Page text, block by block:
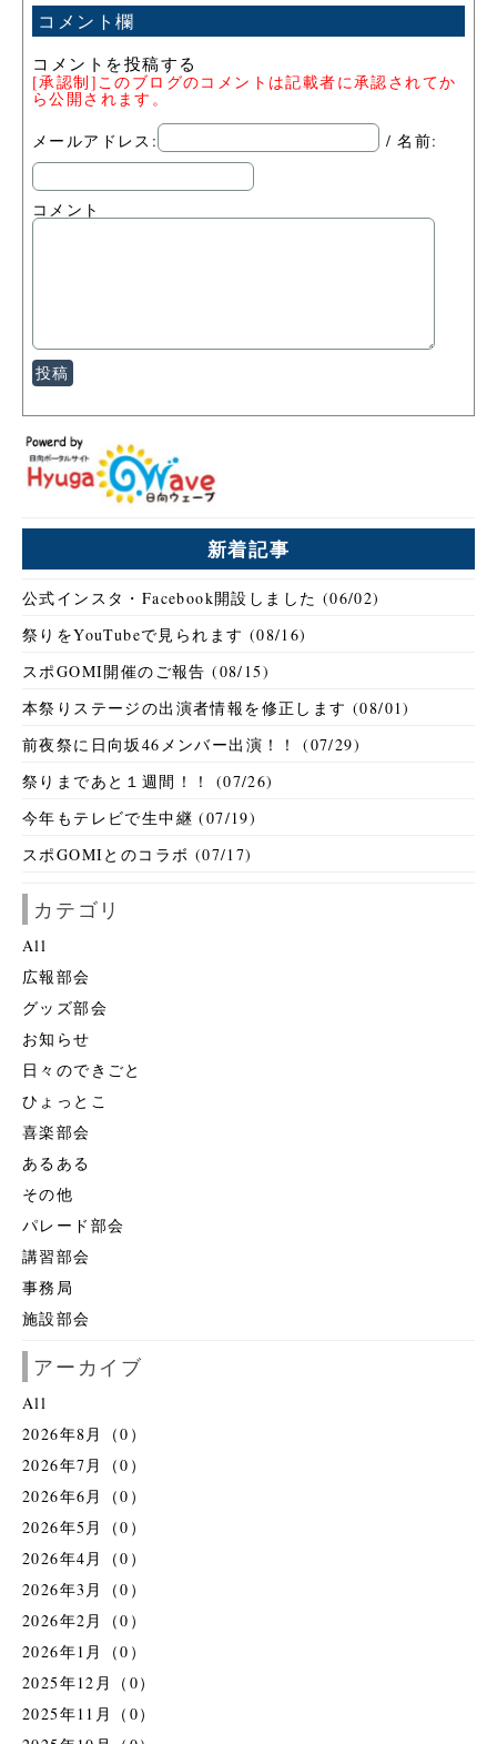
コメント欄
コメントを投稿する
[承認制]このブログのコメントは記載者に承認されてか
ら公開されます。
メールアドレス:
/ 名前:
コメント
新着記事
公式インスタ・Facebook開設しました (06/02)
祭りをYouTubeで見られます (08/16)
スポGOMI開催のご報告 (08/15)
本祭りステージの出演者情報を修正します (08/01)
前夜祭に日向坂46メンバー出演！！ (07/29)
祭りまであと１週間！！ (07/26)
今年もテレビで生中継 (07/19)
スポGOMIとのコラボ (07/17)
カテゴリ
All
広報部会
グッズ部会
お知らせ
日々のできごと
ひょっとこ
喜楽部会
あるある
その他
パレード部会
講習部会
事務局
施設部会
アーカイブ
All
2026年8月（0）
2026年7月（0）
2026年6月（0）
2026年5月（0）
2026年4月（0）
2026年3月（0）
2026年2月（0）
2026年1月（0）
2025年12月（0）
2025年11月（0）